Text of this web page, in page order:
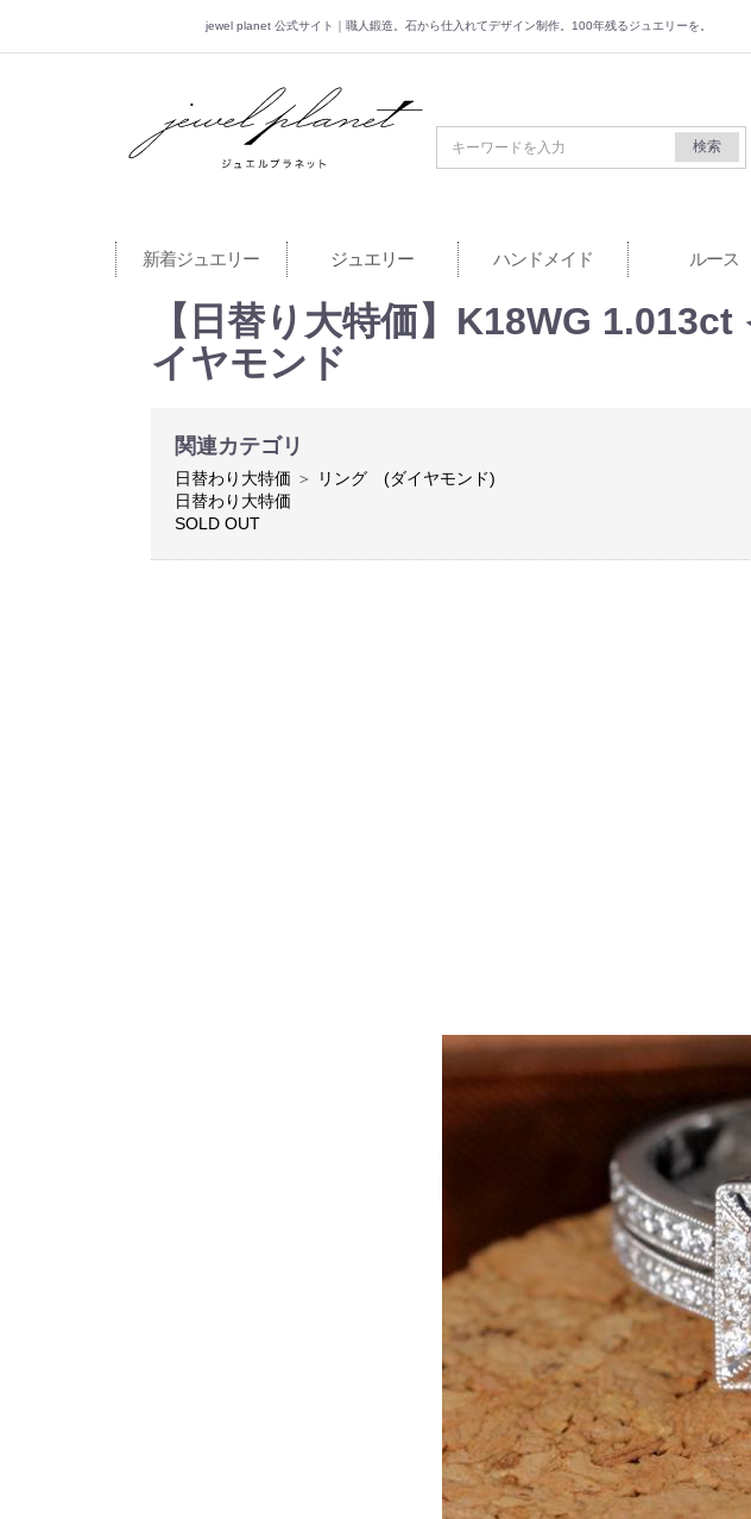
jewel planet 公式サイト｜職人鍛造。石から仕入れてデザイン制作。100年残るジュエリーを。
jewel planet 公式サイト
検索
新着ジュエリー ジュエリー ハンドメイド ルース
【日替り大特価】K18WG
イヤモンド
関連カテゴリ
日替わり大特価 ＞
リング (ダイヤモンド)
日替わり大特価
SOLD OUT